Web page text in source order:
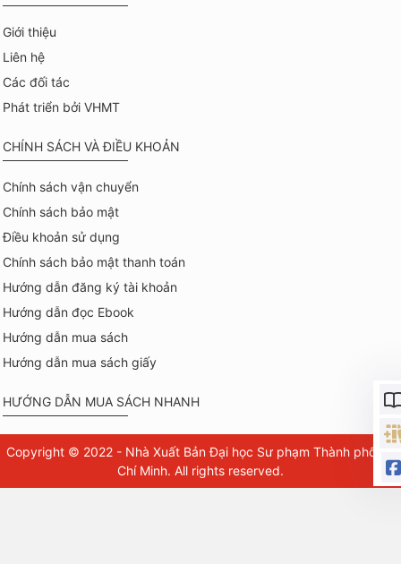
Giới thiệu
Liên hệ
Các đối tác
Phát triển bởi VHMT
CHÍNH SÁCH VÀ ĐIỀU KHOẢN
Chính sách vận chuyển
Chính sách bảo mật
Điều khoản sử dụng
Chính sách bảo mật thanh toán
Hướng dẫn đăng ký tài khoản
Hướng dẫn đọc Ebook
Hướng dẫn mua sách
Hướng dẫn mua sách giấy
HƯỚNG DẪN MUA SÁCH NHANH
Copyright © 2022 - Nhà Xuất Bản Đại học Sư phạm Thành phố Hồ
Chí Minh. All rights reserved.